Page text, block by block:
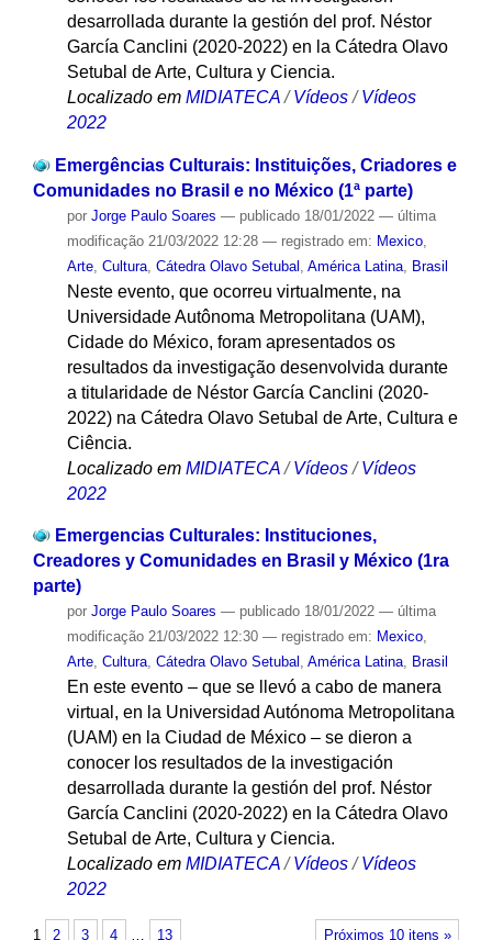
desarrollada durante la gestión del prof. Néstor
García Canclini (2020-2022) en la Cátedra Olavo
Setubal de Arte, Cultura y Ciencia.
Localizado em MIDIATECA /Vídeos /Vídeos
2022
Emergências Culturais: Instituições, Criadores e
Comunidades no Brasil e no México (1ª parte)
por Jorge Paulo Soares — publicado18/01/2022 — última
modificação21/03/2022 12:28 — registrado em: Mexico,
Arte, Cultura, Cátedra Olavo Setubal América Latina, Brasil
Neste evento, que ocorreu virtualmente, na
Universidade Autônoma Metropolitana (UAM),
Cidade do México, foram apresentados os
resultados da investigação desenvolvida durante
a titularidade de Néstor García Canclini (2020-
2022) na Cátedra Olavo Setubal de Arte, Cultura e
Ciência.
Localizado em MIDIATECA /Vídeos /Vídeos
2022
Emergencias Culturales: Instituciones,
Creadores y Comunidades en Brasil y México (1ra
parte)
por Jorge Paulo Soares — publicado18/01/2022 — última
modificação21/03/2022 12:30 — registrado em: Mexico,
Arte, Cultura, Cátedra Olavo Setubal , América Latina, Brasil
En este evento – que se llevó a cabo de manera
virtual, en la Universidad Autónoma Metropolitana
(UAM) en la Ciudad de México – se dieron a
conocer los resultados de la investigación
desarrollada durante la gestión del prof. Néstor
García Canclini (2020-2022) en la Cátedra Olavo
Setubal de Arte, Cultura y Ciencia.
Localizado em MIDIATECA /Vídeos /Vídeos
2022
Próximos 10 itens »
1 2 3 4 … 13